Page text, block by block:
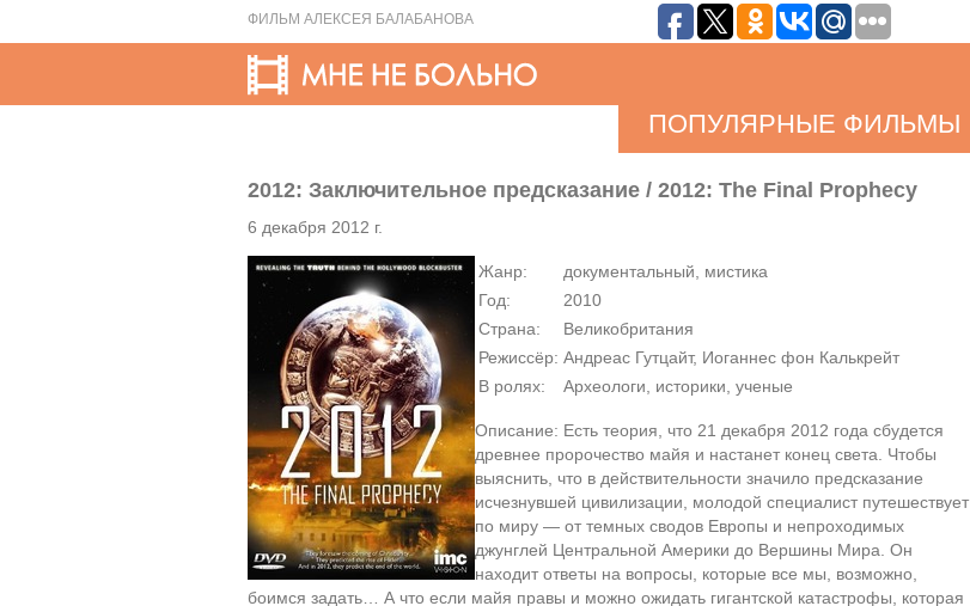
ФИЛЬМ АЛЕКСЕЯ БАЛАБАНОВА
ПОПУЛЯРНЫЕ ФИЛЬМЫ
2012: Заключительное предсказание / 2012: The Final Prophecy
6 декабря 2012 г.
Жанр:
документальный, мистика
Год:
2010
Страна:
Великобритания
Режиссёр: Андреас Гутцайт, Иоганнес фон Калькрейт
В ролях:
Археологи, историки, ученые
Описание: Есть теория, что 21 декабря 2012 года сбудется
древнее пророчество майя и настанет конец света. Чтобы
выяснить, что в действительности значило предсказание
исчезнувшей цивилизации, молодой специалист путешествует
по миру — от темных сводов Европы и непроходимых
джунглей Центральной Америки до Вершины Мира. Он
находит ответы на вопросы, которые все мы, возможно,
боимся задать… А что если майя правы и можно ожидать гигантской катастрофы, которая